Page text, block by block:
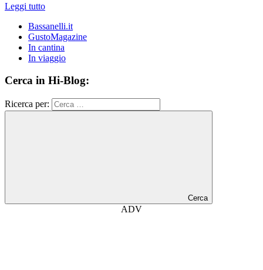
Leggi tutto
Bassanelli.it
GustoMagazine
In cantina
In viaggio
Cerca in Hi-Blog:
Ricerca per:
Cerca
ADV